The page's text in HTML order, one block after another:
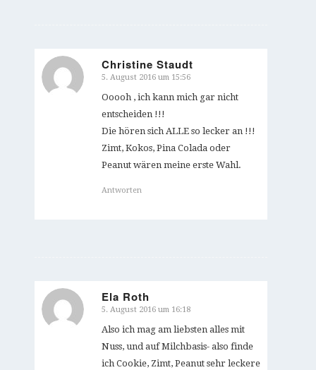
Christine Staudt
sagte:
5. August 2016 um 15:56
Ooooh , ich kann mich gar nicht
entscheiden !!!
Die hören sich ALLE so lecker an !!!
Zimt, Kokos, Pina Colada oder
Peanut wären meine erste Wahl.
Antworten
Ela Roth
sagte:
5. August 2016 um 16:18
Also ich mag am liebsten alles mit
Nuss, und auf Milchbasis- also finde
ich Cookie, Zimt, Peanut sehr leckere